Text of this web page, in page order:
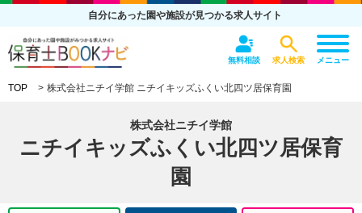
自分にあった園や施設が見つかる求人サイト
無料相談 求人検索 メニュー
TOP 株式会社ニチイ学館 ニチイキッズふくい北四ツ居保育園
株式会社ニチイ学館
ニチイキッズふくい北四ツ居保育
園